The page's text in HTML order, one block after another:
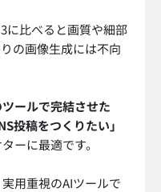
に比べると画質や細部
の画像生成には不向
ールで完結させた
投稿をつくりたい」
ーに最適です。
用重視のAIツールで